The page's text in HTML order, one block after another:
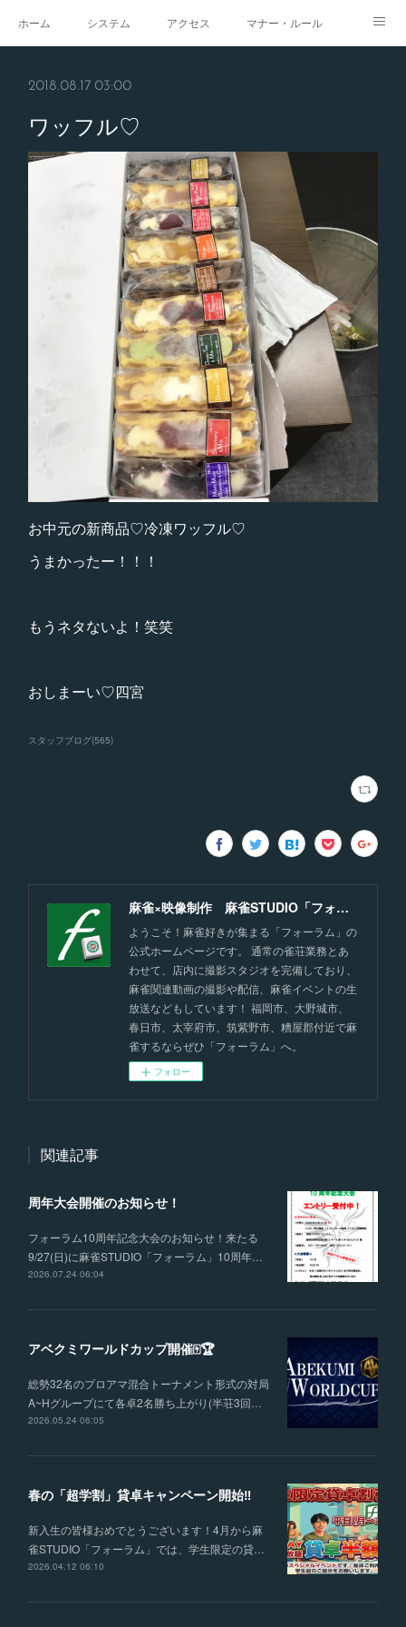
ホーム システム アクセス マナー・ルール
2018.08.17 03:00
ワッフル♡
お中元の新商品♡冷凍ワッフル♡
うまかったー！！！
もうネタないよ！笑笑
おしまーい♡四宮
スタッフブログ(565)
麻雀×映像制作 麻雀STUDIO「フォーラム」福岡
ようこそ！麻雀好きが集まる「フォーラム」の
公式ホームページです。 通常の雀荘業務とあ
わせて、店内に撮影スタジオを完備しており、
麻雀関連動画の撮影や配信、麻雀イベントの生
放送などもしています！ 福岡市、大野城市、
春日市、太宰府市、筑紫野市、糟屋郡付近で麻
雀するならぜひ「フォーラム」へ。
フォロー
関連記事
周年大会開催のお知らせ！
フォーラム10周年記念大会のお知らせ！来たる
9/27(日)に麻雀STUDIO「フォーラム」10周年…
2026.07.24 06:04
アベクミワールドカップ開催🀄🏆
総勢32名のプロアマ混合トーナメント形式の対局
A~Hグループにて各卓2名勝ち上がり(半荘3回…
2026.05.24 06:05
春の「超学割」貸卓キャンペーン開始‼
新入生の皆様おめでとうございます！4月から麻
雀STUDIO「フォーラム」では、学生限定の貸…
2026.04.12 06:10